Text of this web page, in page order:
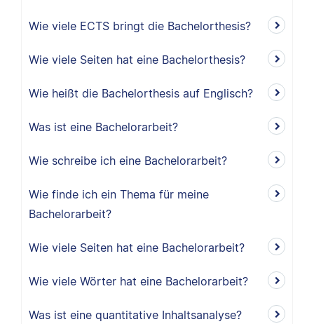
Wie viele ECTS bringt die Bachelorthesis?
Wie viele Seiten hat eine Bachelorthesis?
Wie heißt die Bachelorthesis auf Englisch?
Was ist eine Bachelorarbeit?
Wie schreibe ich eine Bachelorarbeit?
Wie finde ich ein Thema für meine
Bachelorarbeit?
Wie viele Seiten hat eine Bachelorarbeit?
Wie viele Wörter hat eine Bachelorarbeit?
Was ist eine quantitative Inhaltsanalyse?